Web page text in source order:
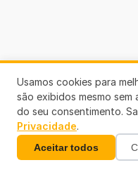
Usamos cookies para
são exibidos mesmo
do seu consentimento.
Privacidade.
Aceitar todos